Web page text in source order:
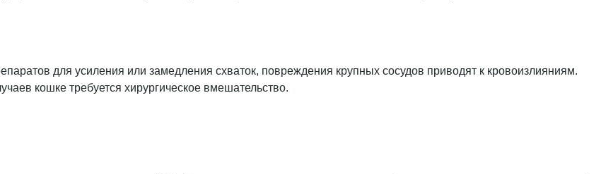
для усиления или замедления схваток, повреждения крупных сосудов приводят к кровоизлияниям.
кошке требуется хирургическое вмешательство.